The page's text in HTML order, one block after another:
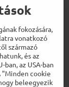
fokozására,
vonatkozó
származó
és az
az USA-ban
"Minden cookie
beleegyezik